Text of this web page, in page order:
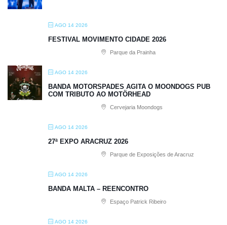
AGO 14 2026
FESTIVAL MOVIMENTO CIDADE 2026
Parque da Prainha
AGO 14 2026
BANDA MOTORSPADES AGITA O MOONDOGS PUB
COM TRIBUTO AO MOTÖRHEAD
Cervejaria Moondogs
AGO 14 2026
27ª EXPO ARACRUZ 2026
Parque de Exposições de Aracruz
AGO 14 2026
BANDA MALTA – REENCONTRO
Espaço Patrick Ribeiro
AGO 14 2026